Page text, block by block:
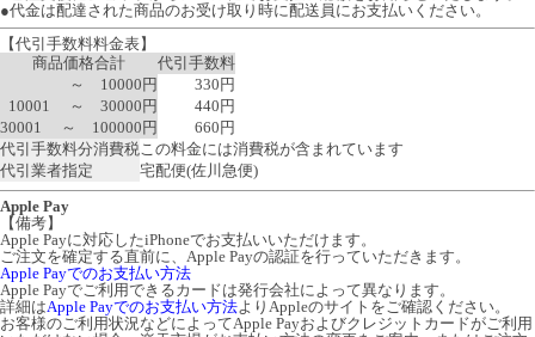
●代金は配達された商品のお受け取り時に配送員にお支払いください。
【代引手数料料金表】
商品価格合計
代引手数料
～ 10000円
330円
10001 ～ 30000円
440円
30001 ～ 100000円
660円
代引手数料分消費税この料金には消費税が含まれています
代引業者指定
宅配便(佐川急便)
Apple Pay
【備考】
Apple Payに対応したiPhoneでお支払いいただけます。
ご注文を確定する直前に、Apple Payの認証を行っていただきます。
Apple Payでのお支払い方法
Apple Payでご利用できるカードは発行会社によって異なります。
詳細はApple Payでのお支払い方法よりAppleのサイトをご確認ください。
お客様のご利用状況などによってApple Payおよびクレジットカードがご利用